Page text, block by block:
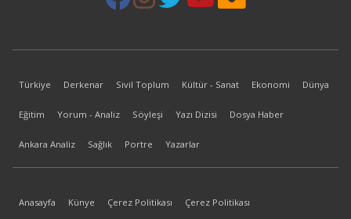
Türkiye Derkenar Sivil Toplum Kültür - Sanat Ekonomi Dünya
Eğitim Yorum - Analiz Söyleşi Yazı Dizisi Dosya Haber
Ankara Analiz Sağlık Portre Yazarlar
Anasayfa Künye Çerez Politikası Çerez Politikası